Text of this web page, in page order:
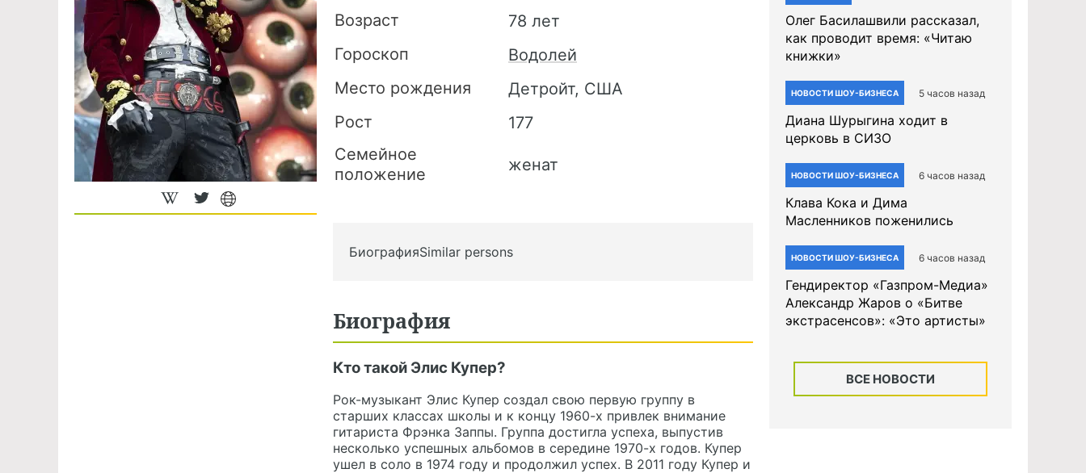
Возраст
78 лет
Гороскоп
Водолей
Место рождения
Детройт, США
Рост
177
Семейное
положение
женат
БиографияSimilar persons
Биография
Кто такой Элис Купер?
Рок-музыкант Элис Купер создал свою первую группу в
старших классах школы и к концу 1960-х привлек внимание
гитариста Фрэнка Заппы. Группа достигла успеха, выпустив
несколько успешных альбомов в середине 1970-х годов. Купер
ушел в соло в 1974 году и продолжил успех. В 2011 году Купер и
Олег Басилашвили рассказал,
как проводит время: «Читаю
книжки»
НОВОСТИ ШОУ-БИЗНЕСА 5 часов назад
Диана Шурыгина ходит в
церковь в СИЗО
НОВОСТИ ШОУ-БИЗНЕСА 6 часов назад
Клава Кока и Дима
Масленников поженились
НОВОСТИ ШОУ-БИЗНЕСА 6 часов назад
Гендиректор «Газпром-Медиа»
Александр Жаров о «Битве
экстрасенсов»: «Это артисты»
ВСЕ НОВОСТИ